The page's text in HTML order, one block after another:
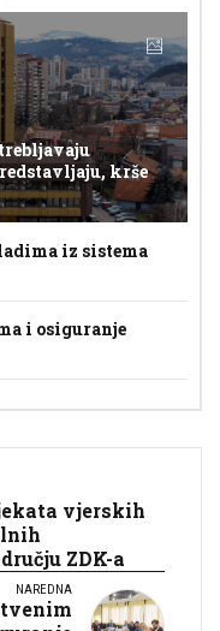
krše
iz sistema
i osiguranje
vjerskih
ZDK-a
NAREDNA